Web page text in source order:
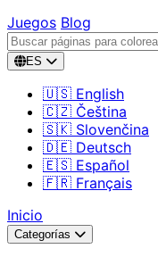
Juegos Blog
ES
🇺🇸 English
🇨🇿 Čeština
🇸🇰 Slovenčina
🇩🇪 Deutsch
🇪🇸 Español
🇫🇷 Français
Inicio
Categorías